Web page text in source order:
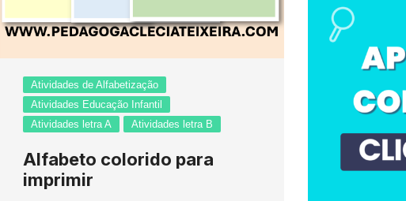
Atividades de Alfabetização
Atividades Educação Infantil
Atividades letra A
Atividades letra B
Alfabeto colorido para
imprimir